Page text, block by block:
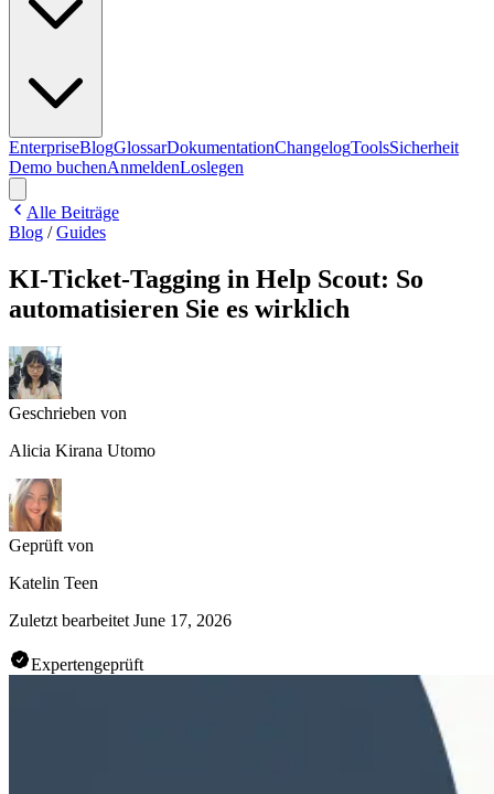
EnterpriseBlogGlossarDokumentationChangelogToolsSicherheit
Demo buchenAnmeldenLoslegen
Alle Beiträge
Blog /Guides
KI-Ticket-Tagging in Help Scout: So
automatisieren Sie es wirklich
Geschrieben von
Alicia Kirana Utomo
Geprüft von
Katelin Teen
Zuletzt bearbeitet June 17, 2026
Expertengeprüft